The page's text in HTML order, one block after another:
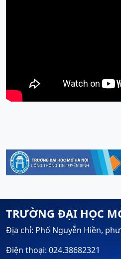
TRƯỜNG ĐẠI HỌC
Địa chỉ: Phố Nguyễn Hiền,
Điện thoại: 024.38682321